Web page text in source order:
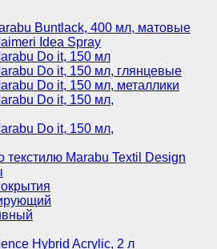
Buntlack, 400 мл, матовые
Idea Spray
Do it, 150 мл
Do it, 150 мл, глянцевые
Do it, 150 мл, металлики
Do it, 150 мл,
Do it, 150 мл,
текстилю Marabu Textil Design
Hybrid Acrylic, 2 л